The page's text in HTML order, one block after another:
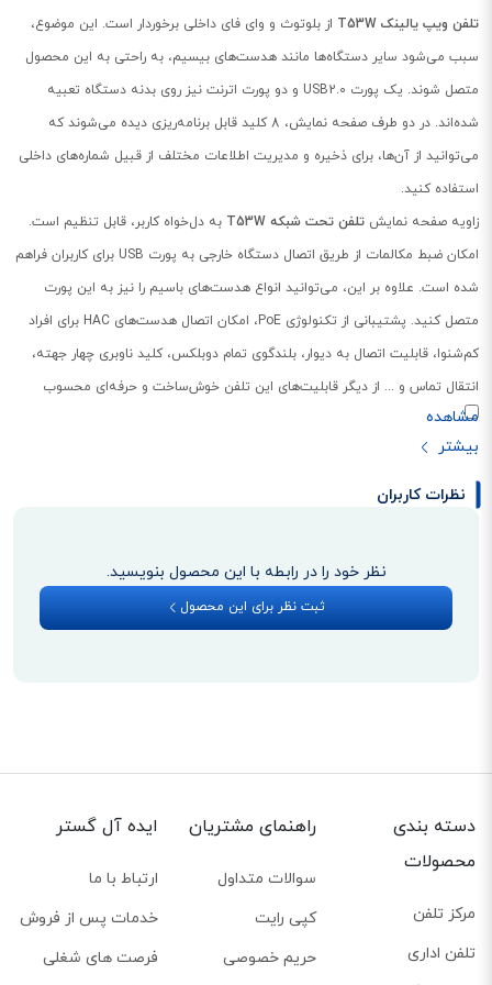
تلفن ویپ یالینک T53W
از بلوتوث و وای فای داخلی برخوردار است. این موضوع،
سبب می‌شود سایر دستگاه‌ها مانند هدست‌های بیسیم، به راحتی به این محصول
متصل شوند. یک پورت USB2.0 و دو پورت اترنت نیز روی بدنه دستگاه تعبیه
شده‌اند. در دو طرف صفحه نمایش، 8 کلید قابل برنامه‌ریزی دیده می‌شوند که
می‌توانید از آن‌ها، برای ذخیره و مدیریت اطلاعات مختلف از قبیل شماره‌های داخلی
استفاده کنید.
زاویه صفحه نمایش تلفن تحت شبکه T53W
به دل‌خواه کاربر، قابل تنظیم است.
امکان ضبط مکالمات از طریق اتصال دستگاه خارجی به پورت USB برای کاربران فراهم
شده است. علاوه بر این، می‌توانید انواع هدست‌های باسیم را نیز به این پورت
متصل کنید. پشتیبانی از تکنولوژی PoE، امکان اتصال هدست‌های HAC برای افراد
کم‌شنوا، قابلیت اتصال به دیوار، بلندگوی تمام دوبلکس، کلید ناوبری چهار جهته،
انتقال تماس و ... از دیگر قابلیت‌های این تلفن خوش‌ساخت و حرفه‌ای محسوب
می‌شوند.
طراحی ظاهری و کیفیت ساخت
نمایش‌گر 4 کلید برای دسترسی سریع به منوی اصلی، حالت DND یا همان مسدود
ناوبری چهار جهته برای جا به جایی میان بخش‌های مختلف و کلیدهای کاهش یا
افزایش صدای دستگاه، در سمت راست صفحه کلید T53W قرار دارند. در سمت چپ
نیز کلیدهای اسپیکر، هدست، قطع صدا و انتقال تماس دیده می‌شوند. صفحه کلید
برای کاربران، بیش از پیش آسان و لذت‌بخش می‌کند.
نظرات کاربران
نظر خود را در رابطه با این محصول بنویسید.
ثبت نظر برای این محصول
دسته بندی
محصولات
مرکز تلفن
تلفن اداری
راهنمای مشتریان
سوالات متداول
کپی رایت
حریم خصوصی
ایده آل گستر
ارتباط با ما
خدمات پس از فروش
فرصت های شغلی